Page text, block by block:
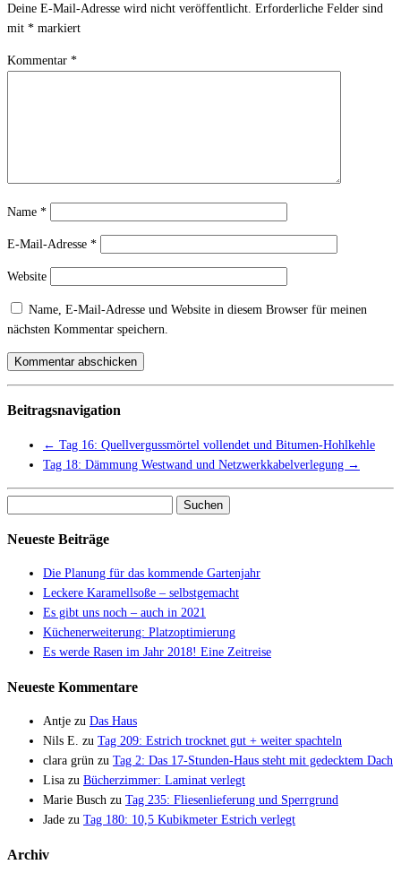
Deine E-Mail-Adresse wird nicht veröffentlicht. Erforderliche Felder sind
mit * markiert
Kommentar *
Name *
E-Mail-Adresse *
Website
Name, E-Mail-Adresse und Website in diesem Browser für meinen
nächsten Kommentar speichern.
Beitragsnavigation
← Tag 16: Quellvergussmörtel vollendet und Bitumen-Hohlkehle
Tag 18: Dämmung Westwand und Netzwerkkabelverlegung →
Neueste Beiträge
Die Planung für das kommende Gartenjahr
Leckere Karamellsoße – selbstgemacht
Es gibt uns noch – auch in 2021
Küchenerweiterung: Platzoptimierung
Es werde Rasen im Jahr 2018! Eine Zeitreise
Neueste Kommentare
Antje zu Das Haus
Nils E. zu Tag 209: Estrich trocknet gut + weiter spachteln
clara grün zu Tag 2: Das 17-Stunden-Haus steht mit gedecktem Dach
Lisa zu Bücherzimmer: Laminat verlegt
Marie Busch zu Tag 235: Fliesenlieferung und Sperrgrund
Jade zu Tag 180: 10,5 Kubikmeter Estrich verlegt
Archiv